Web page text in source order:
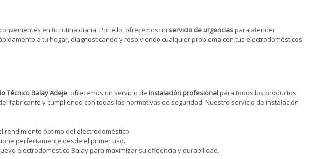
en tu rutina diaria. Por ello, ofrecemos un servicio de urgenciaspara atender
a tu hogar, diagnosticando y resolviendo cualquier problema con tus electrodomésticos
Técnico Balay Adeje, ofrecemos un servicio de instalación profesionalpara todos los productos
fabricante y cumpliendo con todas las normativas de seguridad. Nuestro servicio de instalación
rendimiento óptimo del electrodoméstico.
perfectamente desde el primer uso.
electrodoméstico Balay para maximizar su eficiencia y durabilidad.